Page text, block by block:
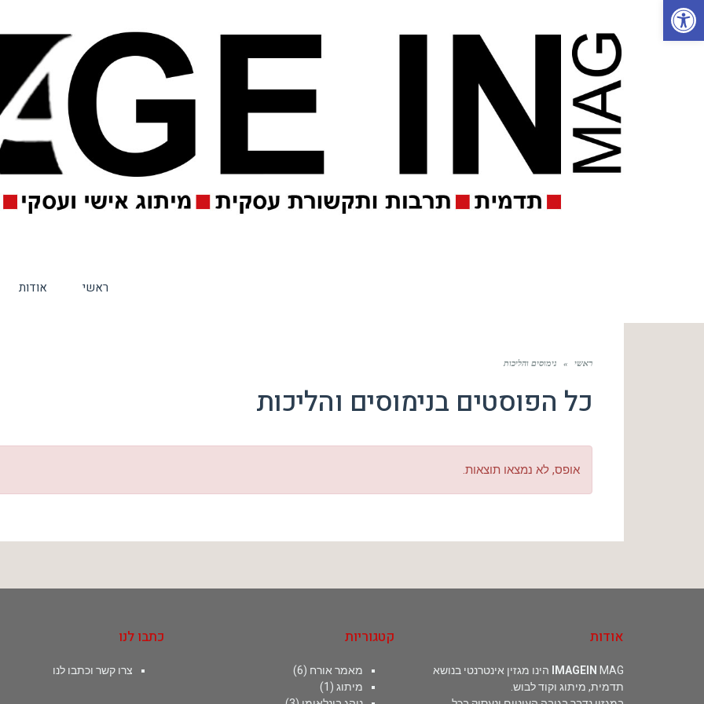
פתח סרגל נגישות
ראשי אודות
ראשי » נימוסים והליכות
כל הפוסטים בנימוסים והליכות
אופס, לא נמצאו תוצאות.
אודות
IMAGEIN
MAG הינו מגזין אינטרנטי בנושא
תדמית, מיתוג וקוד לבוש.
קטגוריות
מאמר אורח (6)
מיתוג (1)
כתבו לנו
צרו קשר וכתבו לנו